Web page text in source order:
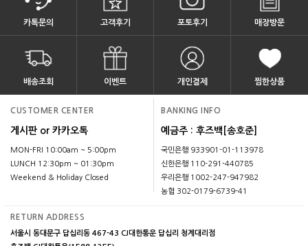
카톡문의 고객후기 포토후기 매장방문
배송조회 이벤트 개인결제 찜한상품
CUSTOMER CENTER
게시판 or 카카오톡
MON-FRI 10:00am ~ 5:00pm
LUNCH 12:30pm ~ 01:30pm
Weekend & Holiday Closed
BANKING INFO
예금주 : 후즈백[송호준]
국민은행 933901-01-113978
신한은행 110-291-440785
우리은행 1002-247-947982
농협 302-0179-6739-41
RETURN ADDRESS
서울시 동대문구 답십리동 467-43 CJ대한통운 답십리 청계대리점